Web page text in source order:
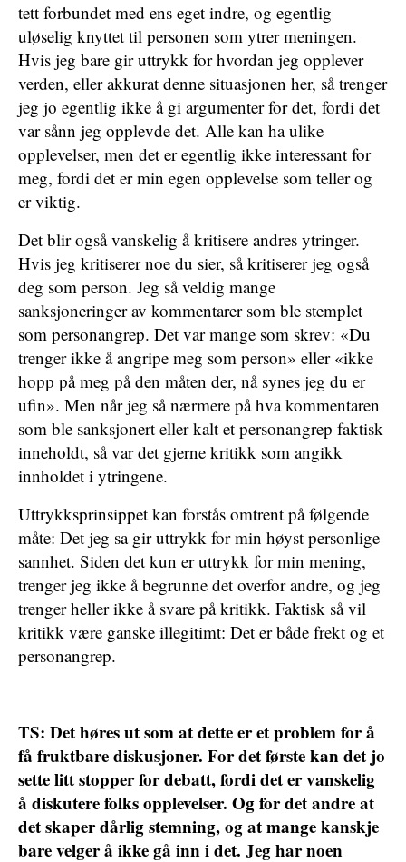
tett forbundet med ens eget indre, og egentlig
uløselig knyttet til personen som ytrer meningen.
Hvis jeg bare gir uttrykk for hvordan jeg opplever
verden, eller akkurat denne situasjonen her, så trenger
jeg jo egentlig ikke å gi argumenter for det, fordi det
var sånn jeg opplevde det. Alle kan ha ulike
opplevelser, men det er egentlig ikke interessant for
meg, fordi det er min egen opplevelse som teller og
er viktig.
Det blir også vanskelig å kritisere andres ytringer.
Hvis jeg kritiserer noe du sier, så kritiserer jeg også
deg som person. Jeg så veldig mange
sanksjoneringer av kommentarer som ble stemplet
som personangrep. Det var mange som skrev: «Du
trenger ikke å angripe meg som person» eller «ikke
hopp på meg på den måten der, nå synes jeg du er
ufin». Men når jeg så nærmere på hva kommentaren
som ble sanksjonert eller kalt et personangrep faktisk
inneholdt, så var det gjerne kritikk som angikk
innholdet i ytringene.
Uttrykksprinsippet kan forstås omtrent på følgende
måte: Det jeg sa gir uttrykk for min høyst personlige
sannhet. Siden det kun er uttrykk for min mening,
trenger jeg ikke å begrunne det overfor andre, og jeg
trenger heller ikke å svare på kritikk. Faktisk så vil
kritikk være ganske illegitimt: Det er både frekt og et
personangrep.
TS: Det høres ut som at dette er et problem for å
få fruktbare diskusjoner. For det første kan det jo
sette litt stopper for debatt, fordi det er vanskelig
å diskutere folks opplevelser. Og for det andre at
det skaper dårlig stemning, og at mange kanskje
bare velger å ikke gå inn i det. Jeg har noen